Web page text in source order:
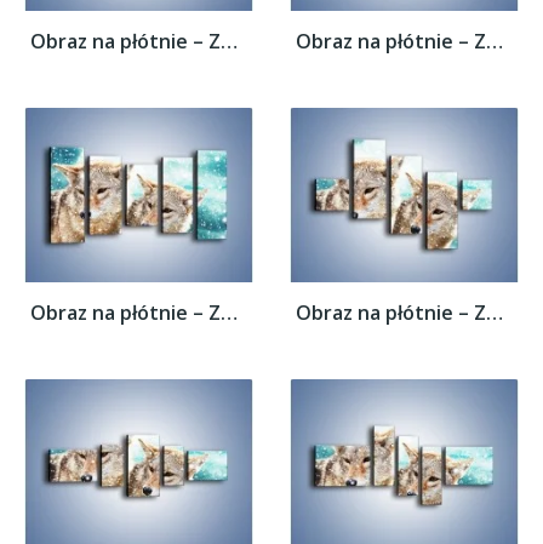
Obraz na płótnie – Zaciekawione wilki w... Obraz na płótnie – Zaciekawione wilki w...
Obraz na płótnie – Zaciekawione wilki w... Obraz na płótnie – Zaciekawione wilki w...